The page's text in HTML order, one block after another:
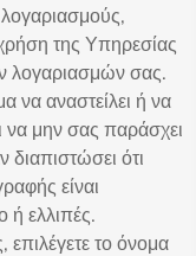
της Υπηρεσίας
λογαριασμών σας.
να αναστείλει ή να
να μην σας παράσχει
ότι
είναι
ή ελλιπές.
επιλέγετε το όνομα